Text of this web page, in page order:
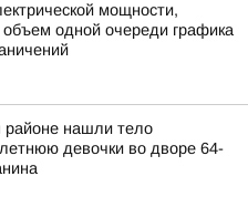
мощности,
одной очереди графика
районе нашли тело
девочки во дворе 64-